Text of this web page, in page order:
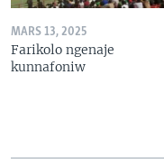
MARS 13, 2025
Farikolo ngenaje
kunnafoniw